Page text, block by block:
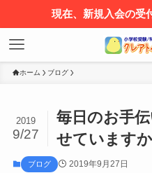
現在、新規入会の受
ホーム ブログ
毎日のお手
せています
2019
9/27
ブログ 2019年9月27日